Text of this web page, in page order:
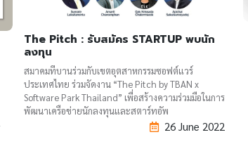
The Pitch : รับสมัคร STARTUP พบนัก
ลงทุน
สมาคมทีบานร่วมกับเขตอุตสาหกรรมซอฟต์แวร์
ประเทศไทย ร่วมจัดงาน “The Pitch by TBAN x
Software Park Thailand” เพื่อสร้างความร่วมมือในการ
พัฒนาเครือข่ายนักลงทุนและสตาร์ทอัพ
26 June 2022